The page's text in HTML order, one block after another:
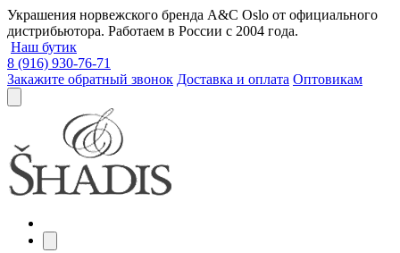
Украшения норвежского бренда A&C Oslo от официального
дистрибьютора. Работаем в России с 2004 года.
Наш бутик
8 (916) 930-76-71
Закажите обратный звонок Доставка и оплата Оптовикам